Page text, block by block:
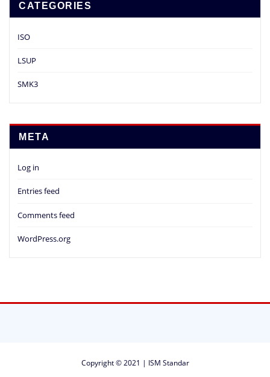
CATEGORIES
ISO
LSUP
SMK3
META
Log in
Entries feed
Comments feed
WordPress.org
Copyright © 2021 | ISM Standar